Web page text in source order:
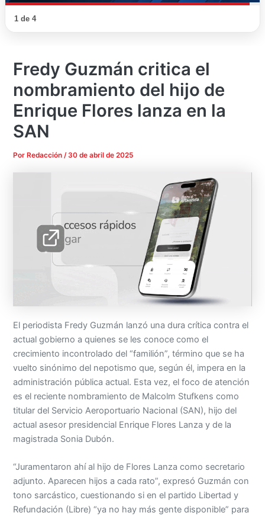
1 de 4
Fredy Guzmán critica el
nombramiento del hijo de
Enrique Flores lanza en la
SAN
Por Redacción/ 30 de abril de 2025
El periodista Fredy Guzmán lanzó una dura crítica contra el
actual gobierno a quienes se les conoce como el
crecimiento incontrolado del “familión”, término que se ha
vuelto sinónimo del nepotismo que, según él, impera en la
administración pública actual. Esta vez, el foco de atención
es el reciente nombramiento de Malcolm Stufkens como
titular del Servicio Aeroportuario Nacional (SAN), hijo del
actual asesor presidencial Enrique Flores Lanza y de la
magistrada Sonia Dubón.
“Juramentaron ahí al hijo de Flores Lanza como secretario
adjunto. Aparecen hijos a cada rato”, expresó Guzmán con
tono sarcástico, cuestionando si en el partido Libertad y
Refundación (Libre) “ya no hay más gente disponible” para